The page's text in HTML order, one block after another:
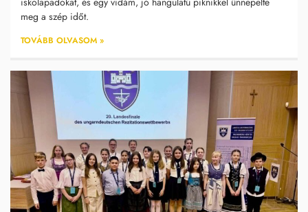
meg a szép időt.
TOVÁBB OLVASOM »